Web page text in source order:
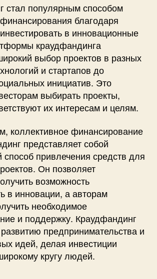
стал популярным способом
благодаря
в инновационные
краудфандинга
выбор проектов в разных
и стартапов до
инициатив. Это
выбирать проекты,
их интересам и целям.
коллективное финансирование
представляет собой
привлечения средств для
Он позволяет
возможность
в инновации, а авторам
необходимое
и поддержку. Краудфандинг
предпринимательства и
идей, делая инвестиции
кругу людей.